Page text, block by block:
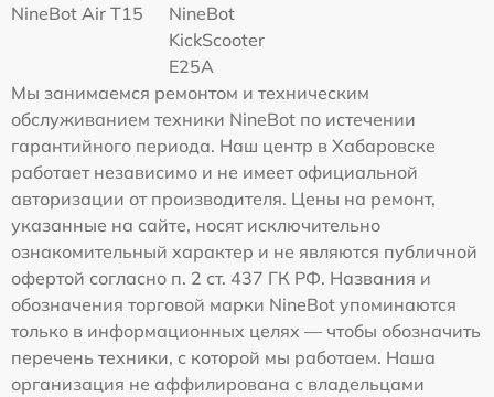
NineBot Air T15
NineBot
KickScooter
E25A
Мы занимаемся ремонтом и техническим
обслуживанием техники NineBot по истечении
гарантийного периода. Наш центр в Хабаровске
работает независимо и не имеет официальной
авторизации от производителя. Цены на ремонт,
указанные на сайте, носят исключительно
ознакомительный характер и не являются публичной
офертой согласно п. 2 ст. 437 ГК РФ. Названия и
обозначения торговой марки NineBot упоминаются
только в информационных целях — чтобы обозначить
перечень техники, с которой мы работаем. Наша
организация не аффилирована с владельцами